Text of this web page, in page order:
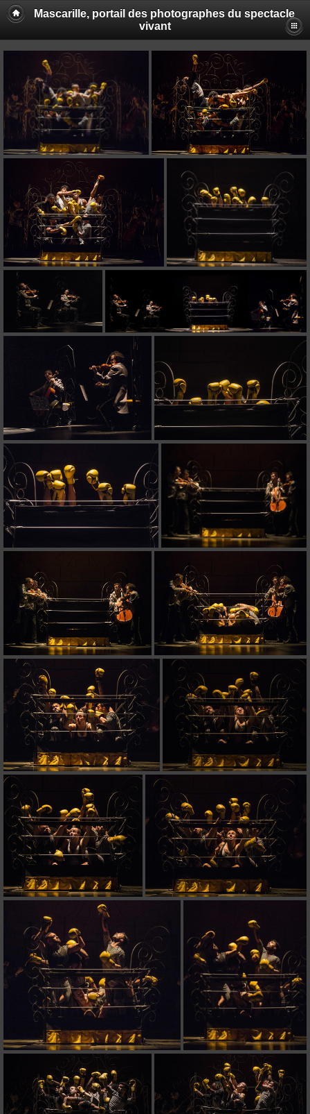
Mascarille, portail des photographes du spectacle
vivant